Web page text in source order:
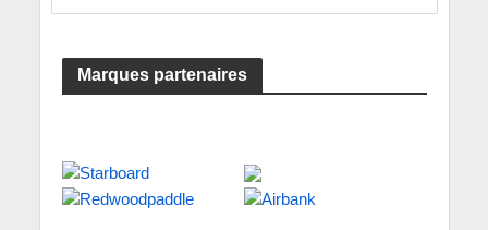
Marques partenaires